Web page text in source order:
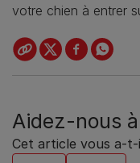
votre chien à entrer
Aidez-nous
Cet article vous a-